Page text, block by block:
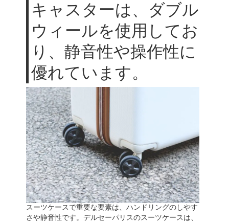
キャスターは、ダブル
ウィールを使用してお
り、静音性や操作性に
優れています。
スーツケースで重要な要素は、ハンドリングのしやす
さや静音性です。デルセーパリスのスーツケースは、